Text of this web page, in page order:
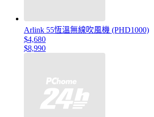
Arlink 55恆溫無線吹風機 (PHD1000)
$4,680
$8,990